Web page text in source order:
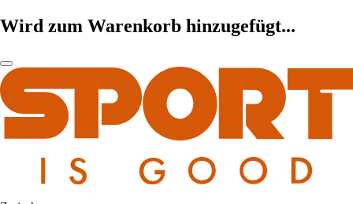
Wird zum Warenkorb hinzugefügt...